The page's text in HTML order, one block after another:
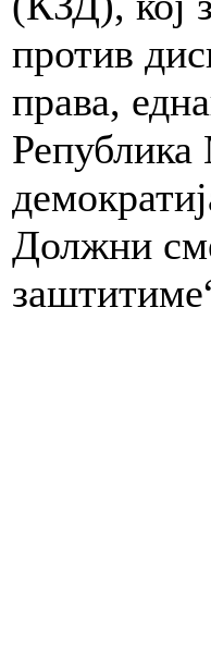
против
права,
Република
Должни